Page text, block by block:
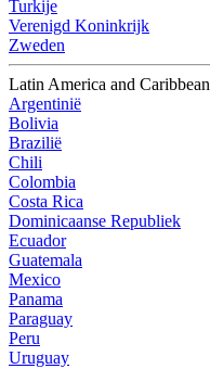
Turkije
Verenigd Koninkrijk
Zweden
Latin America and Caribbean
Argentinië
Bolivia
Brazilië
Chili
Colombia
Costa Rica
Dominicaanse Republiek
Ecuador
Guatemala
Mexico
Panama
Paraguay
Peru
Uruguay